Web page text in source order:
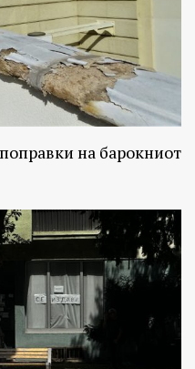
на барокниот